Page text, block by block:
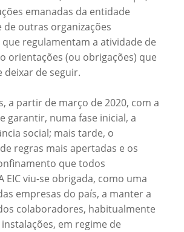
emanadas da entidade
outras organizações
regulamentam a atividade de
orientações (ou obrigações) que
deixar de seguir.
a partir de março de 2020, com a
garantir, numa fase inicial, a
social; mais tarde, o
regras mais apertadas e os
que todos
EIC viu-se obrigada, como uma
empresas do país, a manter a
colaboradores, habitualmente
em regime de